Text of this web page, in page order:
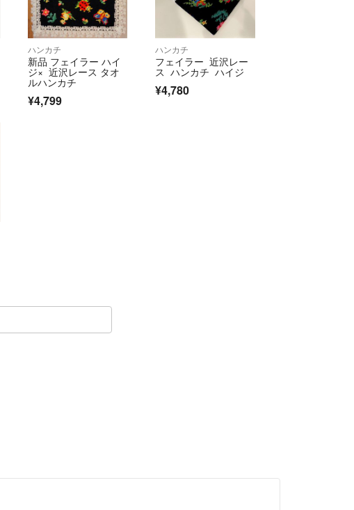
ハンカチ
新品 フェイラー ハイ
ジ× 近沢レース タオ
ルハンカチ
¥4,799
ハンカチ
フェイラー 近沢レー
ス ハンカチ ハイジ
¥4,780